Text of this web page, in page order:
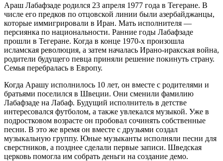
Араш Лабафзаде родился 23 апреля 1977 года в Тегеране. В
числе его предков по отцовской линии были азербайджанцы,
которые иммигрировали в Иран. Мать исполнителя —
персиянка по национальности. Ранние годы Лабафзаде
прошли в Тегеране. Когда в конце 1970-х произошла
исламская революция, а затем началась Ирано-иракская война,
родители будущего певца приняли решение покинуть страну.
Семья перебралась в Европу.
Когда Арашу исполнилось 10 лет, он вместе с родителями и
братьями поселился в Швеции. Они сменили фамилию
Лабафзаде на Лабаф. Будущий исполнитель в детстве
интересовался футболом, а также увлекался музыкой. Уже в
подростковом возрасте он пробовал сочинять собственные
песни. В это же время он вместе с друзьями создал
музыкальную группу. Юные музыканты исполняли песни для
сверстников, а позднее сделали первые записи. Шведская
церковь помогла им собрать деньги на создание демо.